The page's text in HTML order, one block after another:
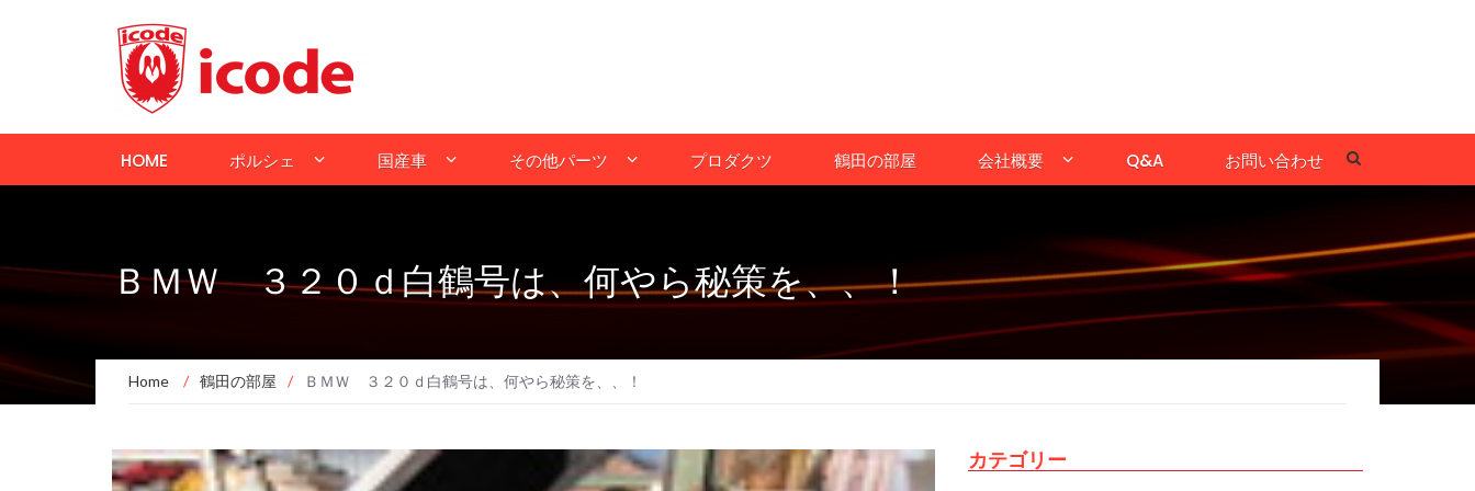
HOME ポルシェ 国産車 その他パーツ プロダクツ 鶴田の部屋 会社概要 Q&A お問い合わせ
ＢＭＷ ３２０ｄ白鶴号は、何やら秘策を、、！
Home / 鶴田の部屋 / ＢＭＷ ３２０ｄ白鶴号は、何やら秘策を、、！
カテゴリー